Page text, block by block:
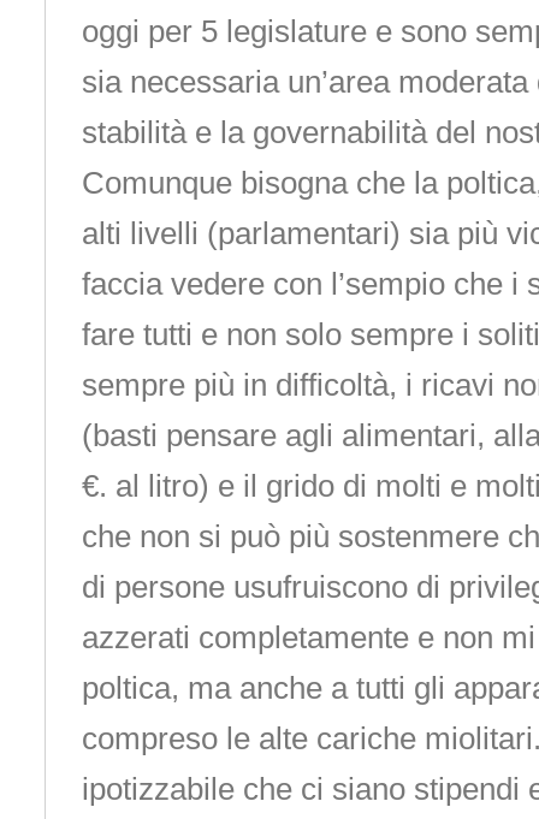
oggi per 5 legislature e sono
sia necessaria un’area
stabilità e la governabilità del
Comunque bisogna che la
alti livelli (parlamentari) sia più
faccia vedere con l’sempio che i
fare tutti e non solo sempre i
sempre più in difficoltà, i ricavi
(basti pensare agli alimentari,
€. al litro) e il grido di molti e
che non si può più sostenmere
di persone usufruiscono di
azzerati completamente e non
poltica, ma anche a tutti gli
compreso le alte cariche
ipotizzabile che ci siano stipendi